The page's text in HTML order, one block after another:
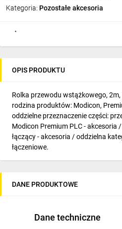
Kategoria: Pozostałe akcesoria
OPIS PRODUKTU
Rolka przewodu wstążkowego,
rodzina produktów: Modicon,
oddzielne przeznaczenie części:
Modicon Premium PLC - akcesoria
łączący - akcesoria / oddzielna
łączeniowe.
DANE PRODUKTOWE
Dane techniczne